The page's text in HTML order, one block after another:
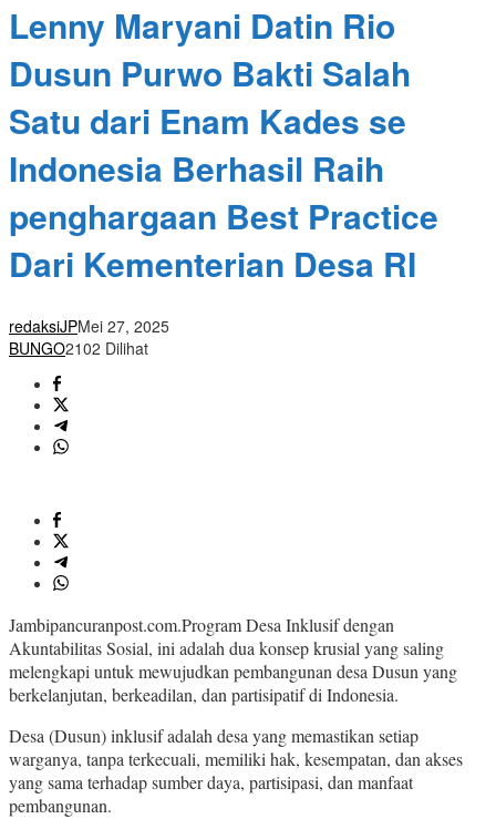
Lenny Maryani Datin Rio
Dusun Purwo Bakti Salah
Satu dari Enam Kades se
Indonesia Berhasil Raih
penghargaan Best Practice
Dari Kementerian Desa RI
redaksiJPMei 27, 2025
BUNGO2102 Dilihat
Jambipancuranpost.com.Program Desa Inklusif dengan
Akuntabilitas Sosial, ini adalah dua konsep krusial yang saling
melengkapi untuk mewujudkan pembangunan desa Dusun yang
berkelanjutan, berkeadilan, dan partisipatif di Indonesia.
Desa (Dusun) inklusif adalah desa yang memastikan setiap
warganya, tanpa terkecuali, memiliki hak, kesempatan, dan akses
yang sama terhadap sumber daya, partisipasi, dan manfaat
pembangunan.